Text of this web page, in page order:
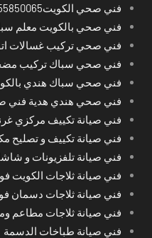
فني صحي الكويت55850065
فني صحي بالكويت معلم
فني صحي تركيب غسالات
فني صحي سباك تركيب
فني صحي سباك هندي
فني صحي هندي هدية فني
فني صيانة تكييف مركزي
فني صيانة تكييف و تصليح
فني صيانة تلفزيونات و
فني صيانة ثلاجات الكويت
فني صيانة ثلاجات دسمان
فني صيانة ثلاجات مطاعم
فني صيانة طباخات الدسمة